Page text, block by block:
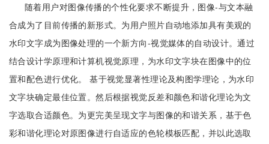
随着用户对图像传播的个性化要求不断提升，图像-与文本融
合成为了目前传播的新形式。为用户照片自动地添加具有美观的
水印文字成为图像处理的一个新方向-视觉媒体的自动设计。通过
结合设计学原理和计算机视觉原理，为水印文字块在图像中的位
置和配色进行优化。 基于视觉显著性理论及构图学理论，为水印
文字块确定最佳位置。然后根据视觉反差和颜色和谐化理论为文
字选取合适颜色。为更完美呈现文字与图像的和谐关系，基于色
彩和谐化理论对原图像进行自适应的色轮模板匹配，并以此选取